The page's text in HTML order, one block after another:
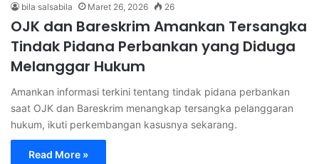
bila salsabila Maret 26, 2026 26
OJK dan Bareskrim Amankan Tersangka
Tindak Pidana Perbankan yang Diduga
Melanggar Hukum
Amankan informasi terkini tentang tindak pidana perbankan
saat OJK dan Bareskrim menangkap tersangka pelanggaran
hukum, ikuti perkembangan kasusnya sekarang.
Read More »